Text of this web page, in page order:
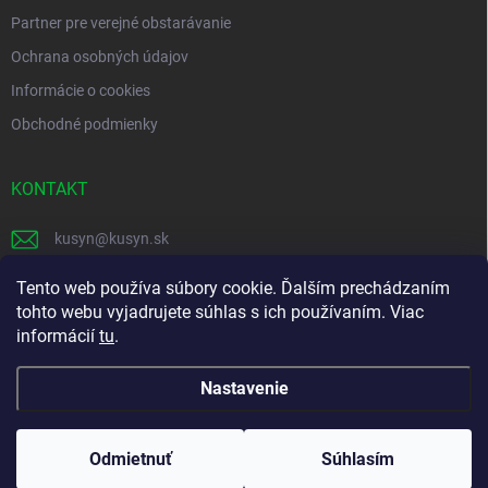
Tento web používa súbory cookie. Ďalším prechádzaním
tohto webu vyjadrujete súhlas s ich používaním. Viac
informácií tu.
Nastavenie
Odmietnuť Súhlasím
Partner pre verejné obstarávanie
Ochrana osobných údajov
Informácie o cookies
Obchodné podmienky
KONTAKT
kusyn@kusyn.sk
+421 903 445 999
labtech_svk
Vytvoril Shoptet
Copyright 2026 . Všetky práva vyhradené.